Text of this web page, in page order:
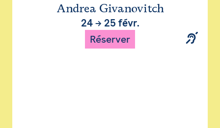
Andrea Givanovitch
24→ 25 févr.
Réserver